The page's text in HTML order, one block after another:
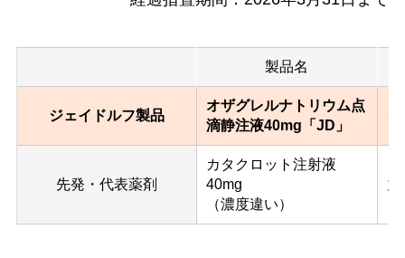
製品名
ジェイドルフ製品
オザグレルナトリウム点
滴静注液40mg「JD」
ジ
先発・代表薬剤
カタクロット注射液
40mg
（濃度違い）
丸